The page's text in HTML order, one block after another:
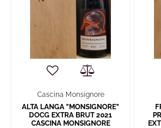
Cascina Monsignore
ALTA LANGA "MONSIGNORE"
DOCG EXTRA BRUT 2021
CASCINA MONSIGNORE